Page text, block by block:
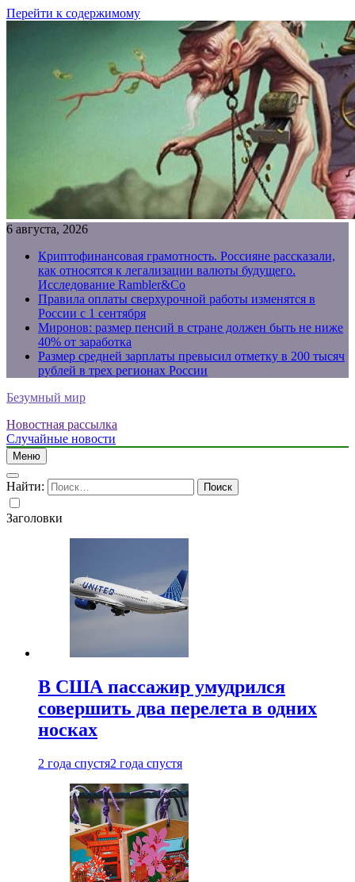
Перейти к содержимому
6 августа, 2026
Криптофинансовая грамотность. Россияне рассказали,
как относятся к легализации валюты будущего.
Исследование Rambler&Co
Правила оплаты сверхурочной работы изменятся в
России с 1 сентября
Миронов: размер пенсий в стране должен быть не ниже
40% от заработка
Размер средней зарплаты превысил отметку в 200 тысяч
рублей в трех регионах России
Безумный мир
Новостная рассылка
Случайные новости
Меню
Найти:
Заголовки
В США пассажир умудрился
совершить два перелета в одних
носках
2 года спустя2 года спустя